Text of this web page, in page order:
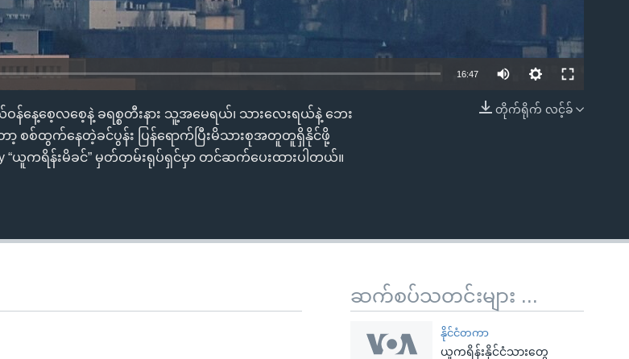
EMBED
16:47
တိုက်ရိုက် လင့်ခ်
န်နေ့စေ့လစေ့နဲ့ ခရစ္စတီးနား သူ့အမေရယ်၊ သားလေးရယ်နဲ့ ဘေး
တော့ စစ်ထွက်နေတဲ့ခင်ပွန်း ပြန်ရောက်ပြီးမိသားစုအတူတူရှိနိုင်ဖို့
“ယူကရိန်းမိခင်” မှတ်တမ်းရုပ်ရှင်မှာ တင်ဆက်ပေးထားပါတယ်။
ဆက်စပ်သတင်းများ ...
နိုင်ငံတကာ
ယူကရိန်းနိုင်ငံသားတွေ